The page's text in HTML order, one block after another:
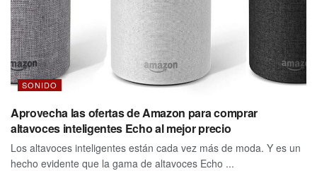
SONIDO
Aprovecha las ofertas de Amazon para comprar
altavoces inteligentes Echo al mejor precio
Los altavoces inteligentes están cada vez más de moda. Y es un
hecho evidente que la gama de altavoces Echo ...